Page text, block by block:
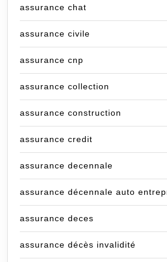
assurance chat
assurance civile
assurance cnp
assurance collection
assurance construction
assurance credit
assurance decennale
assurance décennale auto
assurance deces
assurance décès invalidité